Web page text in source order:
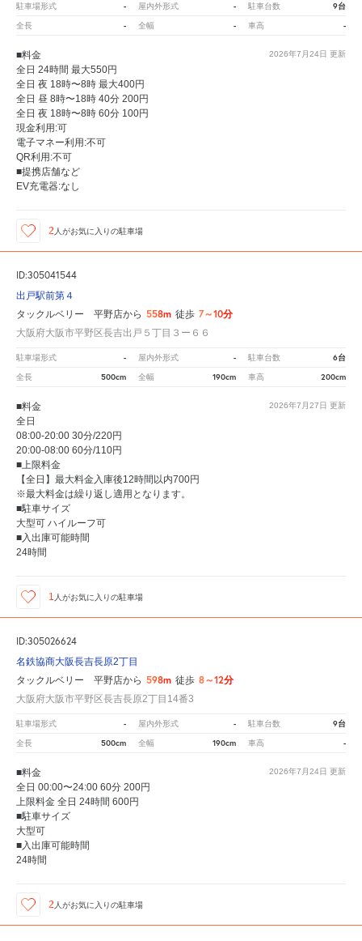
駐車場形式 - 屋内外形式 - 駐車台数 9台
全長 - 全幅 - 車高 -
2026年7月24日 更新
■料金
全日 24時間 最大550円
全日 夜 18時〜8時 最大400円
全日 昼 8時〜18時 40分 200円
全日 夜 18時〜8時 60分 100円
現金利用:可
電子マネー利用:不可
QR利用:不可
■提携店舗など
EV充電器:なし
2 人がお気に入りの駐車場
ID:305041544
出戸駅前第４
タックルベリー 平野店から 558m 徒歩 7～10分
大阪府大阪市平野区長吉出戸５丁目３ー６６
駐車場形式 - 屋内外形式 - 駐車台数 6台
全長 500cm 全幅 190cm 車高 200cm
2026年7月27日 更新
■料金
全日
08:00-20:00 30分/220円
20:00-08:00 60分/110円
■上限料金
【全日】最大料金入庫後12時間以内700円
※最大料金は繰り返し適用となります。
■駐車サイズ
大型可 ハイルーフ可
■入出庫可能時間
24時間
1 人がお気に入りの駐車場
ID:305026624
名鉄協商大阪長吉長原2丁目
タックルベリー 平野店から 598m 徒歩 8～12分
大阪府大阪市平野区長吉長原2丁目14番3
駐車場形式 - 屋内外形式 - 駐車台数 9台
全長 500cm 全幅 190cm 車高 -
2026年7月24日 更新
■料金
全日 00:00〜24:00 60分 200円
上限料金 全日 24時間 600円
■駐車サイズ
大型可
■入出庫可能時間
24時間
2 人がお気に入りの駐車場